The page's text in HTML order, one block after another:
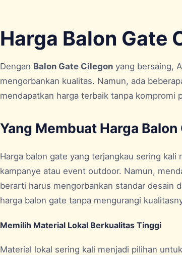
Harga Balon Gate
Dengan Balon Gate Cilegon yang bersaing,
mengorbankan kualitas. Namun, ada
mendapatkan harga terbaik tanpa kompromi
Yang Membuat Harga
Harga balon gate yang terjangkau sering
kampanye atau event outdoor. Namun,
berarti harus mengorbankan standar desain
harga balon gate tanpa mengurangi
Memilih Material Lokal Berkualitas Tinggi
Material lokal sering kali menjadi pilihan